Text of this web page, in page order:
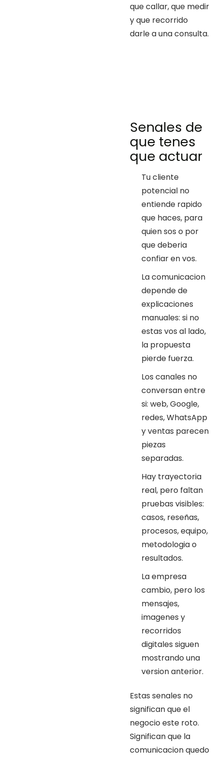
que callar, que medir
y que recorrido
darle a una consulta.
Senales de
que tenes
que actuar
Tu cliente
potencial no
entiende rapido
que haces, para
quien sos o por
que deberia
confiar en vos.
La comunicacion
depende de
explicaciones
manuales: si no
estas vos al lado,
la propuesta
pierde fuerza.
Los canales no
conversan entre
si: web, Google,
redes, WhatsApp
y ventas parecen
piezas
separadas.
Hay trayectoria
real, pero faltan
pruebas visibles:
casos, reseñas,
procesos, equipo,
metodologia o
resultados.
La empresa
cambio, pero los
mensajes,
imagenes y
recorridos
digitales siguen
mostrando una
version anterior.
Estas senales no
significan que el
negocio este roto.
Significan que la
comunicacion quedo